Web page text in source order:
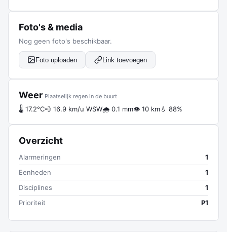
Foto's & media
Nog geen foto's beschikbaar.
Foto uploaden Link toevoegen
Weer Plaatselijk regen in de buurt
🌡 17.2°C💨 16.9 km/u WSW🌧 0.1 mm👁 10 km💧 88%
Overzicht
Alarmeringen
1
Eenheden
1
Disciplines
1
Prioriteit
P1